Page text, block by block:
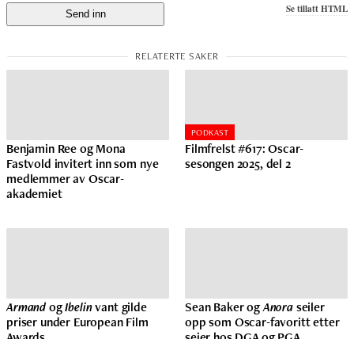
Se tillatt HTML
Benjamin Ree og Mona
Fastvold invitert inn som nye
medlemmer av Oscar-
akademiet
PODKAST
Filmfrelst #617: Oscar-
sesongen 2025, del 2
ArmandogIbelinvant gilde
priser under European Film
Sean Baker ogAnoraseiler
opp som Oscar-favoritt etter